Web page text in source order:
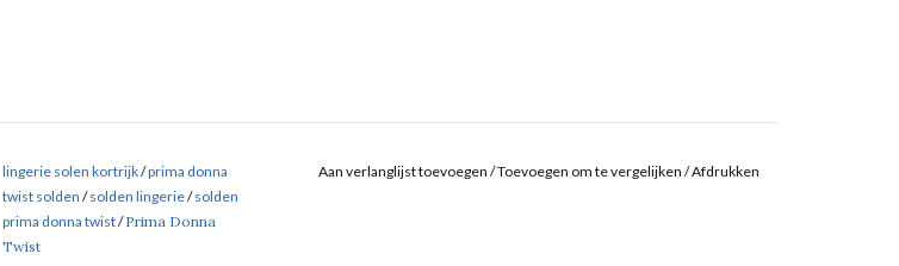
lingerie solen kortrijk/prima donna
twist solden /solden lingerie/solden
prima donna twist/Prima Donna
Twist
Aan verlanglijst toevoegen /Toevoegen om te vergelijken /Afdrukken